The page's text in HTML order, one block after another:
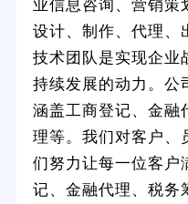
业信息咨询、营销策
设计、制作、代理、
技术团队是实现企业
持续发展的动力。公
涵盖工商登记、金融
理等。我们对客户、
们努力让每一位客户
记、金融代理、税务